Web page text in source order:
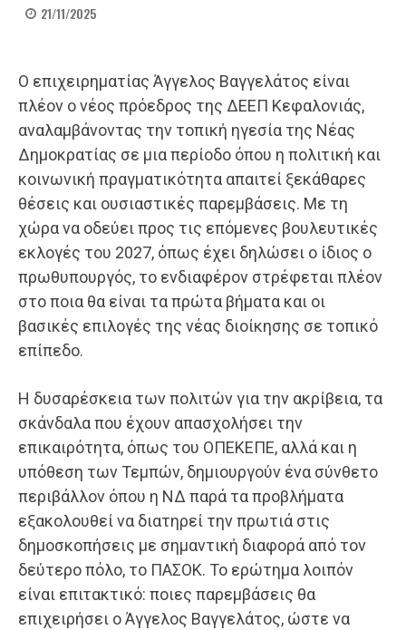
21/11/2025
Ο επιχειρηματίας Άγγελος Βαγγελάτος είναι
πλέον ο νέος πρόεδρος της ΔΕΕΠ Κεφαλονιάς,
αναλαμβάνοντας την τοπική ηγεσία της Νέας
Δημοκρατίας σε μια περίοδο όπου η πολιτική και
κοινωνική πραγματικότητα απαιτεί ξεκάθαρες
θέσεις και ουσιαστικές παρεμβάσεις. Με τη
χώρα να οδεύει προς τις επόμενες βουλευτικές
εκλογές του 2027, όπως έχει δηλώσει ο ίδιος ο
πρωθυπουργός, το ενδιαφέρον στρέφεται πλέον
στο ποια θα είναι τα πρώτα βήματα και οι
βασικές επιλογές της νέας διοίκησης σε τοπικό
επίπεδο.
Η δυσαρέσκεια των πολιτών για την ακρίβεια, τα
σκάνδαλα που έχουν απασχολήσει την
επικαιρότητα, όπως του ΟΠΕΚΕΠΕ, αλλά και η
υπόθεση των Τεμπών, δημιουργούν ένα σύνθετο
περιβάλλον όπου η ΝΔ παρά τα προβλήματα
εξακολουθεί να διατηρεί την πρωτιά στις
δημοσκοπήσεις με σημαντική διαφορά από τον
δεύτερο πόλο, το ΠΑΣΟΚ. Το ερώτημα λοιπόν
είναι επιτακτικό: ποιες παρεμβάσεις θα
επιχειρήσει ο Άγγελος Βαγγελάτος, ώστε να